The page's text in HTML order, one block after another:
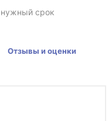
срок
Отзывы и оценки